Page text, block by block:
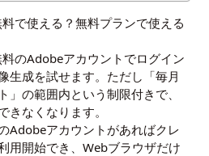
で使える？無料プランで使える
のAdobeアカウントでログイン
生成を試せます。ただし「毎月
」の範囲内という制限付きで、
きなくなります。
Adobeアカウントがあればクレ
用開始でき、Webブラウザだけ